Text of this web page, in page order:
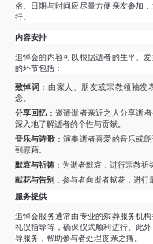
俗。日期与时间应尽量方便亲友参加
行。
内容安排
追悼会的内容可以根据逝者的生平、
的环节包括：
致悼词 ：由家人、朋友或宗教领袖发
念。
分享回忆：邀请逝者亲近之人分享逝
深入地了解逝者的个性与贡献。
音乐与诗歌：演奏逝者喜爱的音乐或
到慰藉。
默哀与祈祷：为逝者默哀，进行宗教祈
献花与告别 ：参与者向逝者献花，进行
服务提供
追悼会服务通常由专业的殡葬服务机
礼仪指导等，确保仪式顺利进行。此
导服务，帮助参与者处理丧亲之痛。